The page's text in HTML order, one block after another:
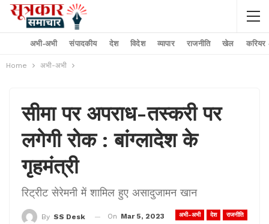
अभी-अभी संपादकीय देश विदेश व्यापार राजनीति खेल करियर
Home अभी-अभी
सीमा पर अपराध-तस्करी पर
लगेगी रोक : बांग्लादेश के
गृहमंत्री
रिट्रीट सेरेमनी में शामिल हुए असादुजामन खान
अभी-अभी देश राजनीति
By SS Desk On Mar 5, 2023